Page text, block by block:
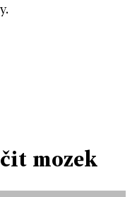
mozek